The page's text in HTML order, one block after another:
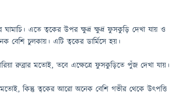
ঘামাচি। এতে ত্বকের উপর ক্ষুদ্র ক্ষুদ্র ফুসকুড়ি দেখা যায় ও
বেশি চুলকায়। এটি ত্বকের ডার্মিসে হয়।
রুব্রার মতোই, তবে এক্ষেত্রে ফুসকুড়িতে পুঁজ দেখা যায়।
মতোই, কিন্তু ত্বকের আরো অনেক বেশি গভীর থেকে উৎপত্তি